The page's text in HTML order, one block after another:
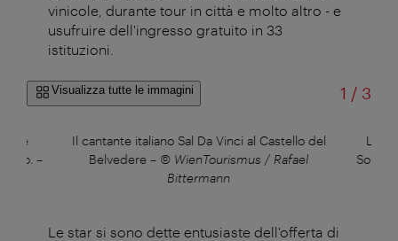
vinicole, durante tour in città e molto altro - e
usufruire dell'ingresso gratuito in 33
istituzioni.
Visualizza tutte le immagini 1 /di
3
–
Il cantante italiano Sal Da Vinci al Castello del
Belvedere – © WienTourismus / Rafael
Bittermann
Lion
Song
Le star si sono dette entusiaste dell'offerta di